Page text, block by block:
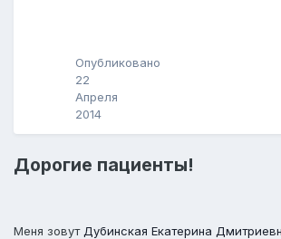
Опубликовано
22
Апреля
2014
Дорогие пациенты!
Меня зовут Дубинская Екатерина